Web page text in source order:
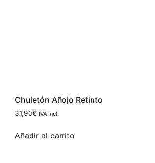
Chuletón Añojo Retinto
31,90€ IVA Incl.
Añadir al carrito